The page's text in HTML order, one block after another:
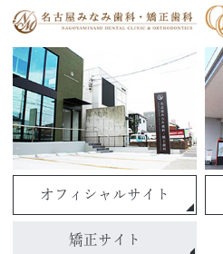
オフィシャルサイト
矯正サイト